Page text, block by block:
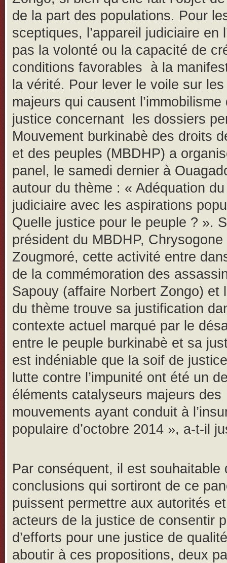
de la part des populations. Pour
sceptiques, l’appareil judiciaire en
pas la volonté ou la capacité de
conditions favorables à la
la vérité. Pour lever le voile sur
majeurs qui causent l’immobilisme
justice concernant les dossiers
Mouvement burkinabè des droits
et des peuples (MBDHP) a
panel, le samedi dernier à
autour du thème : « Adéquation
judiciaire avec les aspirations
Quelle justice pour le peuple ? ».
président du MBDHP, Chrysogone
Zougmoré, cette activité entre
de la commémoration des
Sapouy (affaire Norbert Zongo) et
du thème trouve sa justification
contexte actuel marqué par le
entre le peuple burkinabè et sa
est indéniable que la soif de
lutte contre l’impunité ont été un
éléments catalyseurs majeurs des
mouvements ayant conduit à
populaire d’octobre 2014 », a-t-il
Par conséquent, il est souhaitable
conclusions qui sortiront de ce
puissent permettre aux autorités
acteurs de la justice de consentir
d’efforts pour une justice de
aboutir à ces propositions, deux